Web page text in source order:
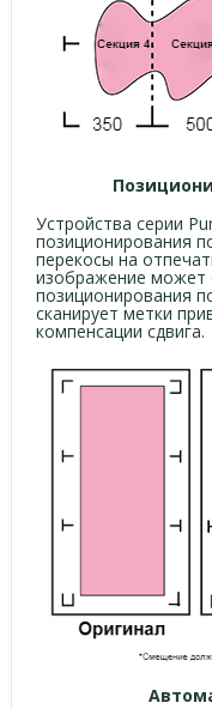
Устройства серии
позиционирования
перекосы на
изображение может
позиционирования
сканирует метки
компенсации сдвига.